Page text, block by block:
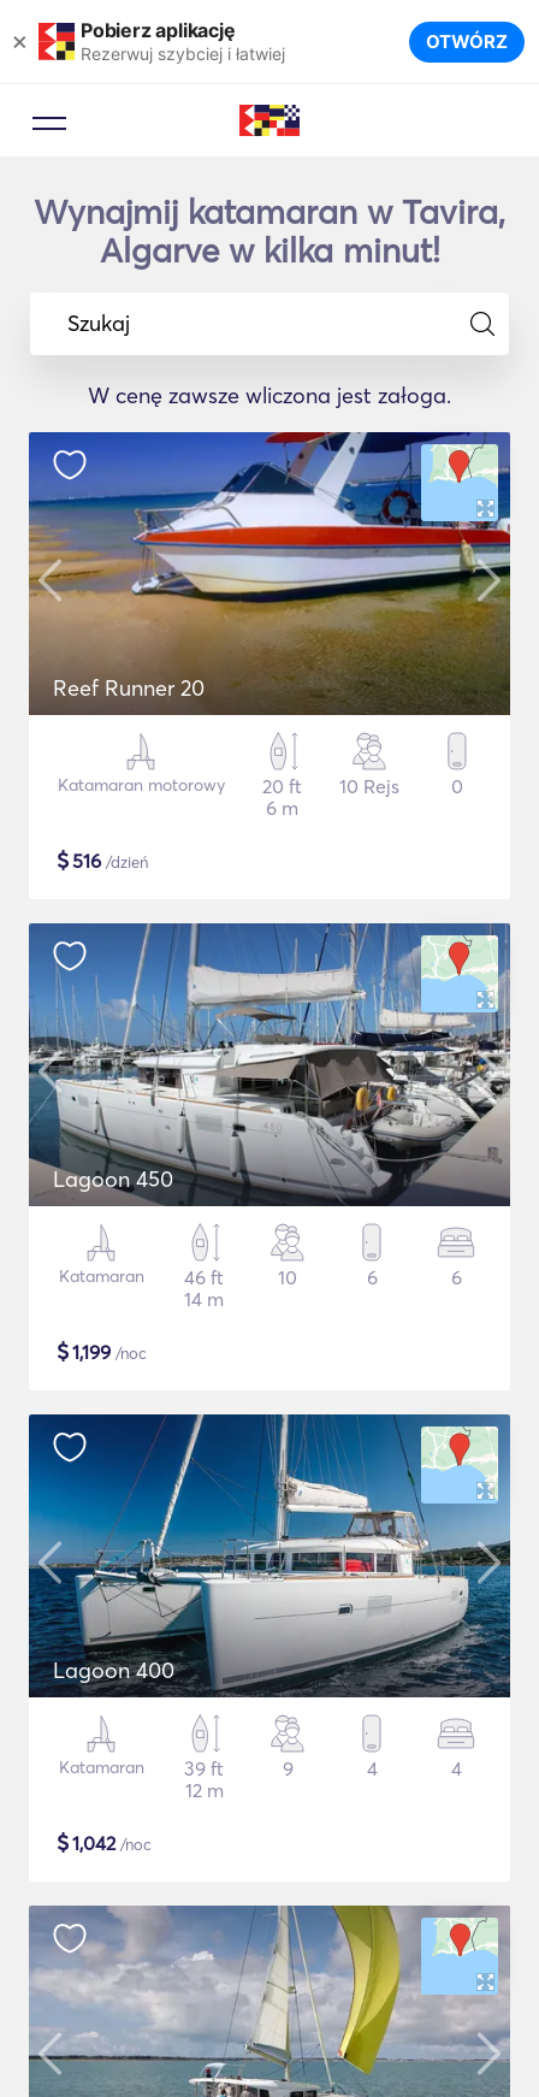
× Pobierz aplikację
Rezerwuj szybciej i łatwiej OTWÓRZ
Wynajmij katamaran w Tavira,
Algarve w kilka minut!
Szukaj
W cenę zawsze wliczona jest załoga.
Reef Runner 20
Katamaran motorowy
20 ft
6 m
10 Rejs 0
$516 /dzień
Lagoon 450
Katamaran
46 ft
14 m
10 6 6
$1,199 /noc
Lagoon 400
Katamaran
39 ft
12 m
9 4 4
$1,042/noc